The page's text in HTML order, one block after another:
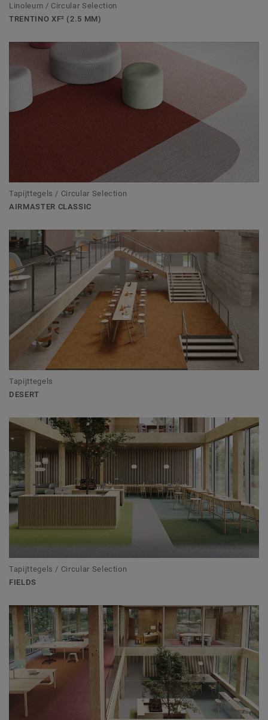
Linoleum / Circular Selection
TRENTINO XF² (2.5 MM)
Tapijttegels / Circular Selection
AIRMASTER CLASSIC
Tapijttegels
DESERT
Tapijttegels / Circular Selection
FIELDS